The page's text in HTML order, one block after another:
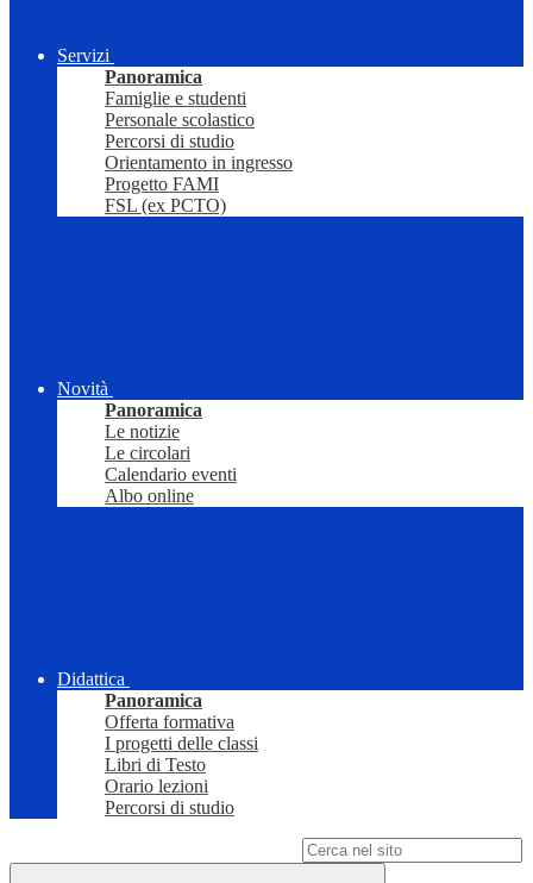
Servizi
Panoramica
Famiglie e studenti
Personale scolastico
Percorsi di studio
Orientamento in ingresso
Progetto FAMI
FSL (ex PCTO)
Novità
Panoramica
Le notizie
Le circolari
Calendario eventi
Albo online
Didattica
Panoramica
Offerta formativa
I progetti delle classi
Libri di Testo
Orario lezioni
Percorsi di studio